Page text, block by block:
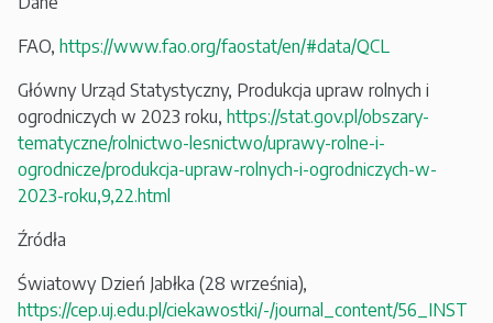
FAO, https://www.fao.org/faostat/en/#data/QCL
Główny Urząd Statystyczny, Produkcja upraw rolnych i
ogrodniczych w 2023 roku, https://stat.gov.pl/obszary-
tematyczne/rolnictwo-lesnictwo/uprawy-rolne-i-
ogrodnicze/produkcja-upraw-rolnych-i-ogrodniczych-w-
2023-roku,9,22.html
Źródła
Światowy Dzień Jabłka (28 września),
https://cep.uj.edu.pl/ciekawostki/-/journal_content/56_INST